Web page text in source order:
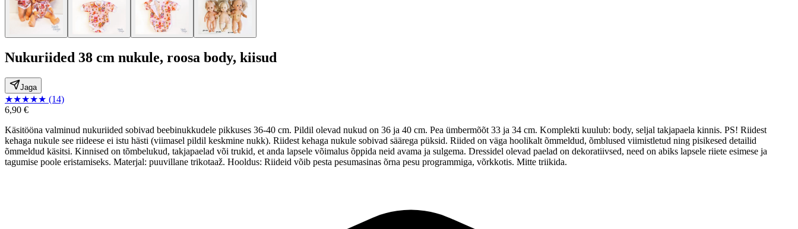
Nukuriided 38 cm nukule, roosa body, kiisud
Jaga
★★★★★ (14)
6,90 €
Käsitööna valminud nukuriided sobivad beebinukkudele pikkuses 36-40 cm. Pildil olevad nukud on 36 ja 40 cm. Pea ümbermõõt 33 ja 34 cm. Komplekti kuulub: body, seljal takjapaela kinnis. PS! Riidest
kehaga nukule see riideese ei istu hästi (viimasel pildil keskmine nukk). Riidest kehaga nukule sobivad säärega püksid. Riided on väga hoolikalt õmmeldud, õmblused viimistletud ning pisikesed detailid
õmmeldud käsitsi. Kinnised on tõmbelukud, takjapaelad või trukid, et anda lapsele võimalus õppida neid avama ja sulgema. Dressidel olevad paelad on dekoratiivsed, need on abiks lapsele riiete esimese ja
tagumise poole eristamiseks. Materjal: puuvillane trikotaaž. Hooldus: Riideid võib pesta pesumasinas õrna pesu programmiga, võrkkotis. Mitte triikida.